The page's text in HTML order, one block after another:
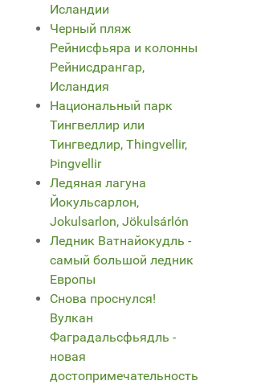
Исландии
Черный пляж
Рейнисфьяра и колонны
Рейнисдрангар,
Исландия
Национальный парк
Тингвеллир или
Тингведлир, Thingvellir,
Þingvellir
Ледяная лагуна
Йокульсарлон,
Jokulsarlon, Jökulsárlón
Ледник Ватнайокудль -
самый большой ледник
Европы
Снова проснулся!
Вулкан
Фаградальсфьядль -
новая
достопримечательность